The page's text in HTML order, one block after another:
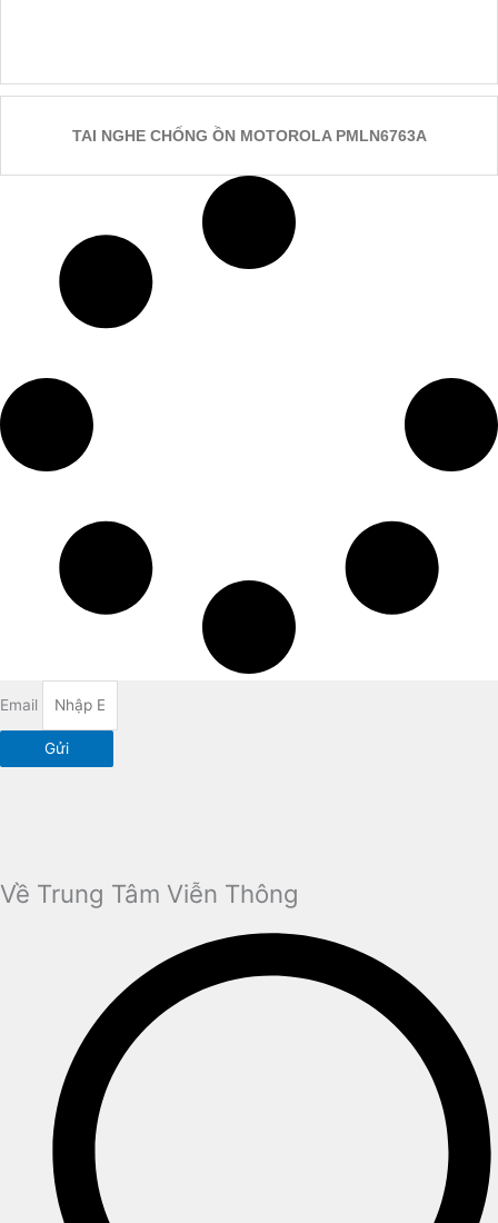
TAI NGHE CHỐNG ỒN MOTOROLA PMLN6763A
Email
Gửi
Về Trung Tâm Viễn Thông